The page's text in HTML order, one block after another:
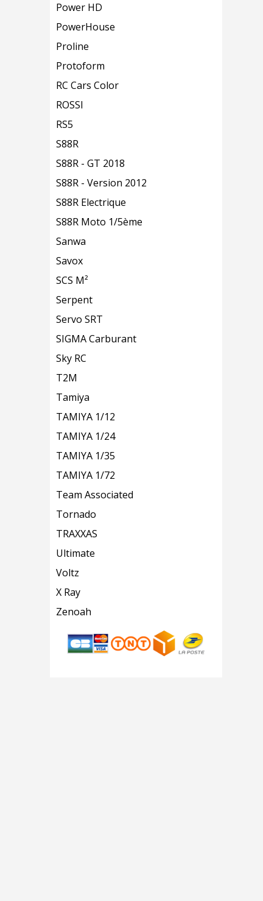
Power HD
PowerHouse
Proline
Protoform
RC Cars Color
ROSSI
RS5
S88R
S88R - GT 2018
S88R - Version 2012
S88R Electrique
S88R Moto 1/5ème
Sanwa
Savox
SCS M²
Serpent
Servo SRT
SIGMA Carburant
Sky RC
T2M
Tamiya
TAMIYA 1/12
TAMIYA 1/24
TAMIYA 1/35
TAMIYA 1/72
Team Associated
Tornado
TRAXXAS
Ultimate
Voltz
X Ray
Zenoah